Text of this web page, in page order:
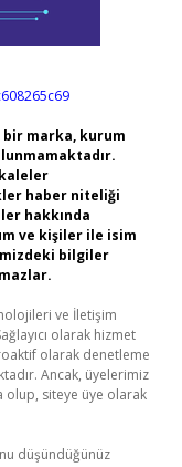
marka, kurum
haber niteliği
hakkında
ve kişiler ile isim
bilgiler
ve İletişim
olarak hizmet
olarak denetleme
Ancak, üyelerimiz
olup, siteye üye olarak
düşündüğünüz